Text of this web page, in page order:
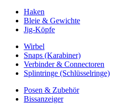
Haken
Bleie & Gewichte
Jig-Köpfe
Wirbel
Snaps (Karabiner)
Verbinder & Connectoren
Splintringe (Schlüsselringe)
Posen & Zubehör
Bissanzeiger